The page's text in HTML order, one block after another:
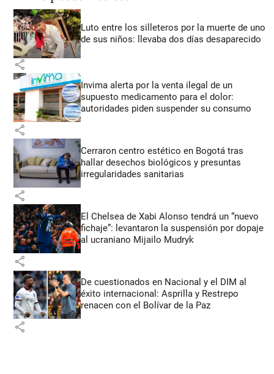
Luto entre los silleteros por la muerte de uno
de sus niños: llevaba dos días desaparecido
share
Invima alerta por la venta ilegal de un
supuesto medicamento para el dolor:
autoridades piden suspender su consumo
share
Cerraron centro estético en Bogotá tras
hallar desechos biológicos y presuntas
irregularidades sanitarias
share
El Chelsea de Xabi Alonso tendrá un “nuevo
fichaje”: levantaron la suspensión por dopaje
al ucraniano Mijailo Mudryk
share
De cuestionados en Nacional y el DIM al
éxito internacional: Asprilla y Restrepo
renacen con el Bolívar de la Paz
share